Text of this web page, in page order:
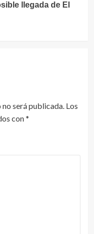
llegada de El
será publicada. Los
con*